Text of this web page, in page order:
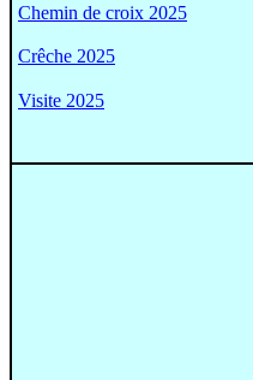
Chemin de croix 2025
Crêche 2025
Visite 2025